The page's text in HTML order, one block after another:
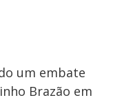
um embate
Brazão em